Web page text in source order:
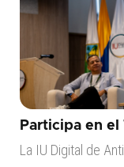
Participa en el
La IU Digital de